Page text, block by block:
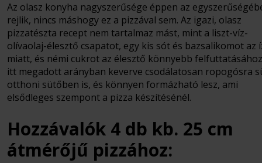
Az olasz konyha nagyszerűsége éppen az
rejlik, nincs máshogy ez a pizzával sem. Az igazi, olasz
pizzatészta recept nem tartalmaz mást, mint a liszt-víz-
olívaolaj-élesztő csapatot, egy kis sót és bazsalikomot az
miatt, és némi cukrot az élesztő könnyebb
itt megadott arányban keverve csodálatosan ropogósra
otthoni sütőben is, és könnyen formázható lesz, ami
elsődleges szempont a pizza készítésénél.
Hozzávalók 4 db kb. 25 cm
átmérőjű pizzához: